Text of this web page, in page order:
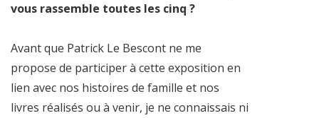
vous rassemble toutes les cinq ?
Avant que Patrick Le Bescont ne me
propose de participer à cette exposition en
lien avec nos histoires de famille et nos
livres réalisés ou à venir, je ne connaissais ni